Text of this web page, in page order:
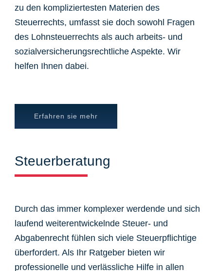
zu den kompliziertesten Materien des
Steuerrechts, umfasst sie doch sowohl Fragen
des Lohnsteuerrechts als auch arbeits- und
sozialversicherungsrechtliche Aspekte. Wir
helfen Ihnen dabei.
Erfahren sie mehr
Steuerberatung
Durch das immer komplexer werdende und sich
laufend weiterentwickelnde Steuer- und
Abgabenrecht fühlen sich viele Steuerpflichtige
überfordert. Als Ihr Ratgeber bieten wir
professionelle und verlässliche Hilfe in allen